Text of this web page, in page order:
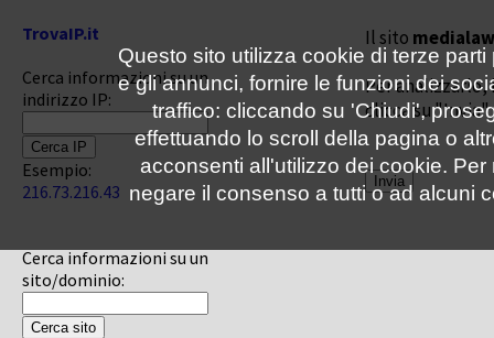
TrovaIP.it
Cerca informazioni su un
indirizzo IP:
Esempio:
216.73.216.43
Cerca informazioni su un
sito/dominio:
Il sito
Per
clicca su "Invia"
Questo sito utilizza cookie di terze
e gli annunci, fornire le funzioni dei
traffico: cliccando su 'Chiudi',
effettuando lo scroll della pagina o
acconsenti all'utilizzo dei cookie.
negare il consenso a tutti o ad alcuni